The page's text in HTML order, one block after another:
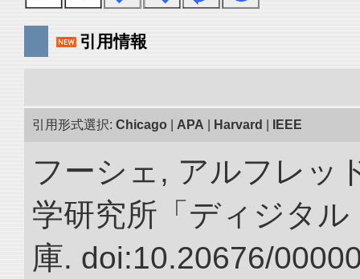
引用情報
引用形式選択: Chicago APA Harvard IEEE
フーシェ, アルフレッ
学研究所「ディジタ
庫. doi:10.20676/